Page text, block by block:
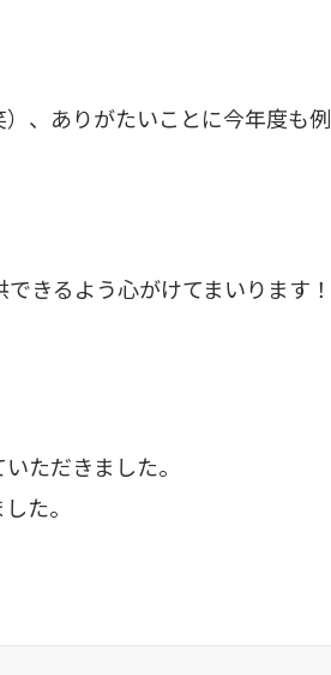
、ありがたいことに今年度も例
きるよう心がけてまいります！
ただきました。
た。